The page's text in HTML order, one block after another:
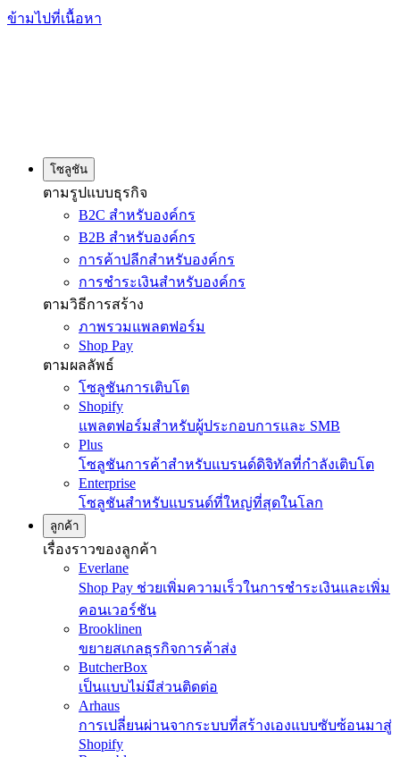
ข้ามไปที่เนื้อหา
โซลูชัน
ตามรูปแบบธุรกิจ
B2C สำหรับองค์กร
B2B สำหรับองค์กร
การค้าปลีกสำหรับองค์กร
การชำระเงินสำหรับองค์กร
ตามวิธีการสร้าง
ภาพรวมแพลตฟอร์ม
Shop Pay
ตามผลลัพธ์
โซลูชันการเติบโต
Shopify
แพลตฟอร์มสำหรับผู้ประกอบการและ SMB
Plus
โซลูชันการค้าสำหรับแบรนด์ดิจิทัลที่กำลังเติบโต
Enterprise
โซลูชันสำหรับแบรนด์ที่ใหญ่ที่สุดในโลก
ลูกค้า
เรื่องราวของลูกค้า
Everlane
Shop Pay ช่วยเพิ่มความเร็วในการชำระเงินและเพิ่ม
คอนเวอร์ชัน
Brooklinen
ขยายสเกลธุรกิจการค้าส่ง
ButcherBox
เป็นแบบไม่มีส่วนติดต่อ
Arhaus
การเปลี่ยนผ่านจากระบบที่สร้างเองแบบซับซ้อนมาสู่
Shopify